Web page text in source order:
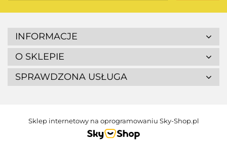
INFORMACJE
O SKLEPIE
SPRAWDZONA USŁUGA
Sklep internetowy na oprogramowaniu Sky-Shop.pl